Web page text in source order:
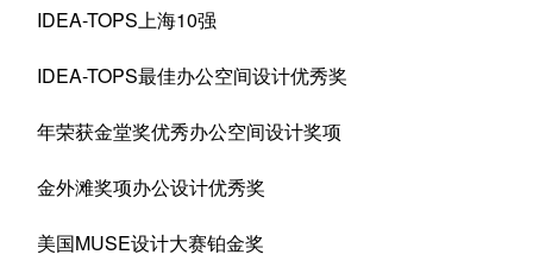
IDEA-TOPS上海10强
IDEA-TOPS最佳办公空间设计优秀奖
年荣获金堂奖优秀办公空间设计奖项
金外滩奖项办公设计优秀奖
美国MUSE设计大赛铂金奖